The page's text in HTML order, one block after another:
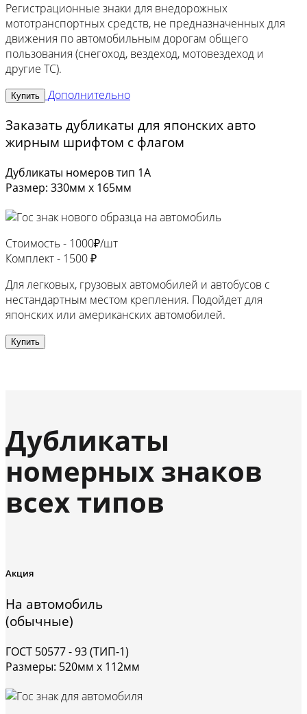
Регистрационные знаки для внедорожных
мототранспортных средств, не предназначенных для
движения по автомобильным дорогам общего
пользования (снегоход, вездеход, мотовездеход и
другие ТС).
Купить Дополнительно
Заказать дубликаты для японских авто
жирным шрифтом с флагом
Дубликаты номеров тип 1А
Размер: 330мм х 165мм
Стоимость - 1000₽/шт
Комплект - 1500 ₽
Для легковых, грузовых автомобилей и автобусов с
нестандартным местом крепления. Подойдет для
японских или американских автомобилей.
Купить
Дубликаты
номерных знаков
всех типов
Акция
На автомобиль
(обычные)
ГОСТ 50577 - 93 (ТИП-1)
Размеры: 520мм х 112мм